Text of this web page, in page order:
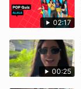
02:17
00:25